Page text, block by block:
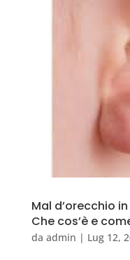
Mal d’orecchio
Che cos’è e
da admin | Lug 12,